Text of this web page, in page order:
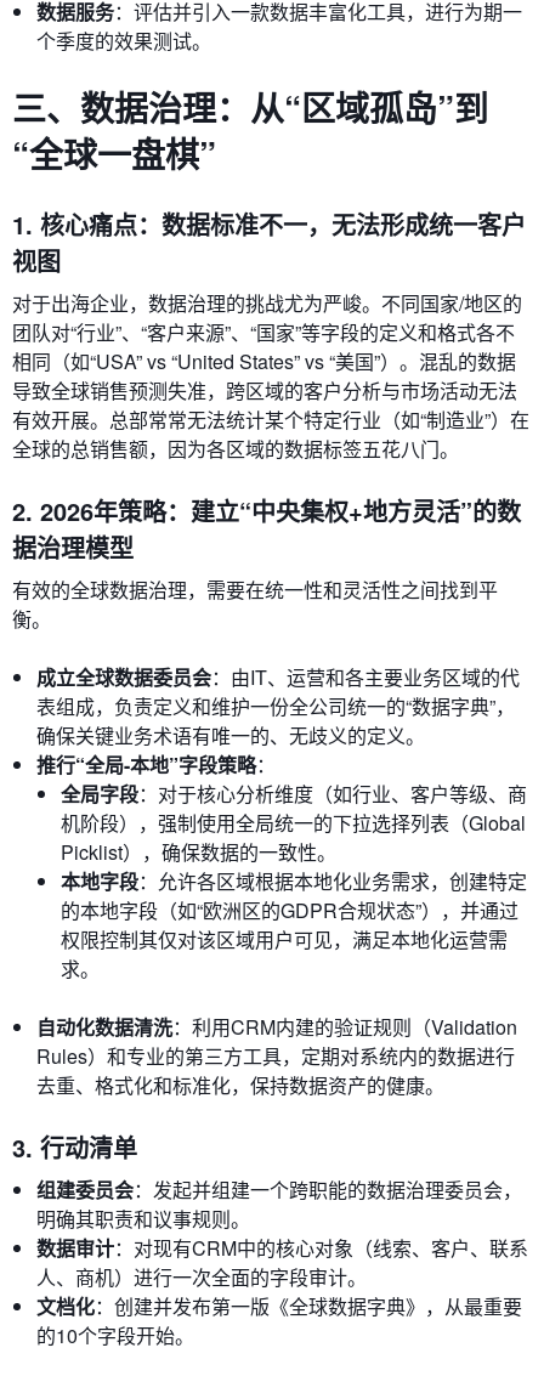
数据服务：评估并引入一款数据丰富化工具，进行为期一
个季度的效果测试。
三、数据治理：从“区域孤岛”到
“全球一盘棋”
1. 核心痛点：数据标准不一，无法形成统一客户
视图
对于出海企业，数据治理的挑战尤为严峻。不同国家/地区的
团队对“行业”、“客户来源”、“国家”等字段的定义和格式各不
相同（如“USA” vs “United States” vs “美国”）。混乱的数据
导致全球销售预测失准，跨区域的客户分析与市场活动无法
有效开展。总部常常无法统计某个特定行业（如“制造业”）在
全球的总销售额，因为各区域的数据标签五花八门。
2. 2026年策略：建立“中央集权+地方灵活”的数
据治理模型
有效的全球数据治理，需要在统一性和灵活性之间找到平
衡。
成立全球数据委员会：由IT、运营和各主要业务区域的代
表组成，负责定义和维护一份全公司统一的“数据字典”，
确保关键业务术语有唯一的、无歧义的定义。
推行“全局-本地”字段策略：
全局字段：对于核心分析维度（如行业、客户等级、商
机阶段），强制使用全局统一的下拉选择列表（Global
Picklist），确保数据的一致性。
本地字段：允许各区域根据本地化业务需求，创建特定
的本地字段（如“欧洲区的GDPR合规状态”），并通过
权限控制其仅对该区域用户可见，满足本地化运营需
求。
自动化数据清洗：利用CRM内建的验证规则（Validation
Rules）和专业的第三方工具，定期对系统内的数据进行
去重、格式化和标准化，保持数据资产的健康。
3. 行动清单
组建委员会：发起并组建一个跨职能的数据治理委员会，
明确其职责和议事规则。
数据审计：对现有CRM中的核心对象（线索、客户、联系
人、商机）进行一次全面的字段审计。
文档化：创建并发布第一版《全球数据字典》，从最重要
的10个字段开始。